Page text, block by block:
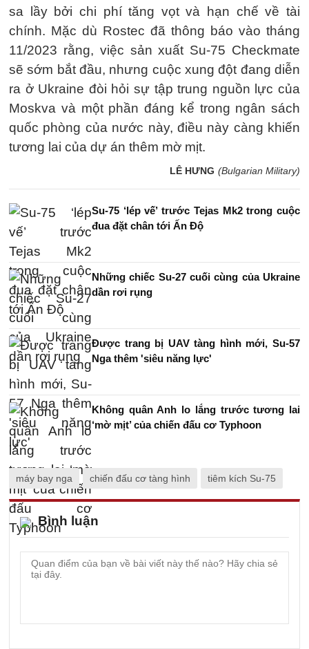
sa lầy bởi chi phí tăng vọt và hạn chế về tài
chính. Mặc dù Rostec đã thông báo vào tháng
11/2023 rằng, việc sản xuất Su-75 Checkmate
sẽ sớm bắt đầu, nhưng cuộc xung đột đang diễn
ra ở Ukraine đòi hỏi sự tập trung nguồn lực của
Moskva và một phần đáng kể trong ngân sách
quốc phòng của nước này, điều này càng khiến
tương lai của dự án thêm mờ mịt.
LÊ HƯNG (Bulgarian Military)
Su-75 ‘lép vế’ trước Tejas Mk2 trong cuộc
đua đặt chân tới Ấn Độ
Những chiếc Su-27 cuối cùng của Ukraine
dần rơi rụng
Được trang bị UAV tàng hình mới, Su-57
Nga thêm 'siêu năng lực'
Không quân Anh lo lắng trước tương lai
‘mờ mịt’ của chiến đấu cơ Typhoon
máy bay nga chiến đấu cơ tàng hình tiêm kích Su-75
Bình luận